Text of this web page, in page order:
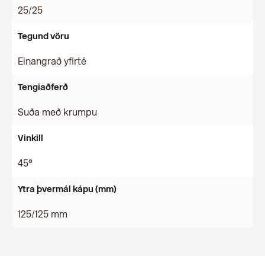
25/25
Tegund vöru
Einangrað yfirté
Tengiaðferð
Suða með krumpu
Vinkill
45°
Ytra þvermál kápu (mm)
125/125 mm